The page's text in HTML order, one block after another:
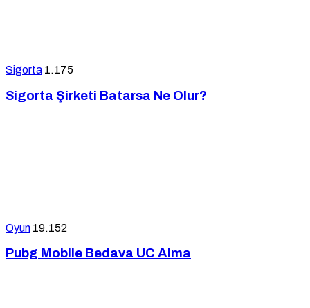
Sigorta 1.175
Sigorta Şirketi Batarsa Ne Olur?
Oyun 19.152
Pubg Mobile Bedava UC Alma